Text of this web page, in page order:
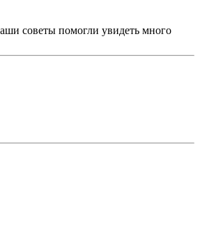
советы помогли увидеть много